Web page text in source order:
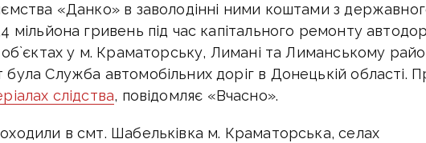
«Данко» в заволодінні ними коштами з
мільйона гривень під час капітального ремонту
у м. Краматорську, Лимані та Лиманському
Служба автомобільних доріг в Донецькій області.
слідства, повідомляє «Вчасно».
в смт. Шабельківка м. Краматорська, селах